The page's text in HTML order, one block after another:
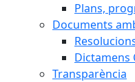
Plans,
Documents
Dictamens
Transparència